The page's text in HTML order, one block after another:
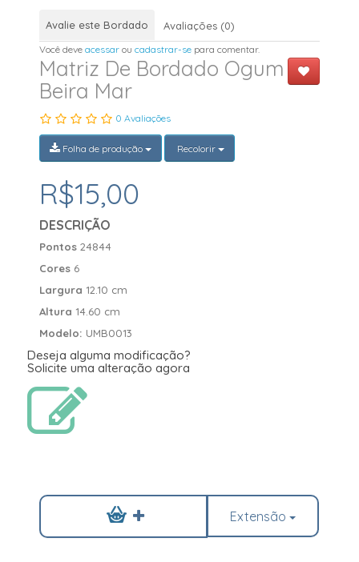
Avalie este Bordado Avaliações (0)
Você deveacessar oucadastrar-se para comentar.
Matriz De Bordado Ogum
Beira Mar
0 Avaliações
Folha de produção Recolorir
R$15,00
DESCRIÇÃO
Pontos24844
Cores 6
Largura 12.10 cm
Altura 14.60 cm
Modelo: UMB0013
Deseja alguma modificação?
Solicite uma alteração agora
Extensão